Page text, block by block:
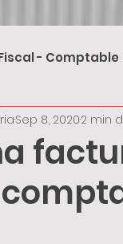
- Comptable
Sep 8, 20202 min